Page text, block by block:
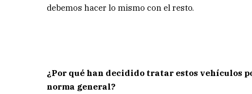
debemos hacer lo mismo con el resto.
¿Por qué han decidido tratar estos vehículos
norma general?